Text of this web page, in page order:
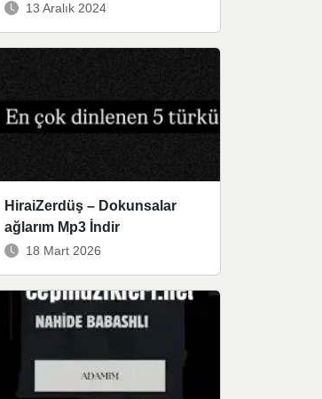
13 Aralık 2024
HiraiZerdüş – Dokunsalar
ağlarım Mp3 İndir
18 Mart 2026